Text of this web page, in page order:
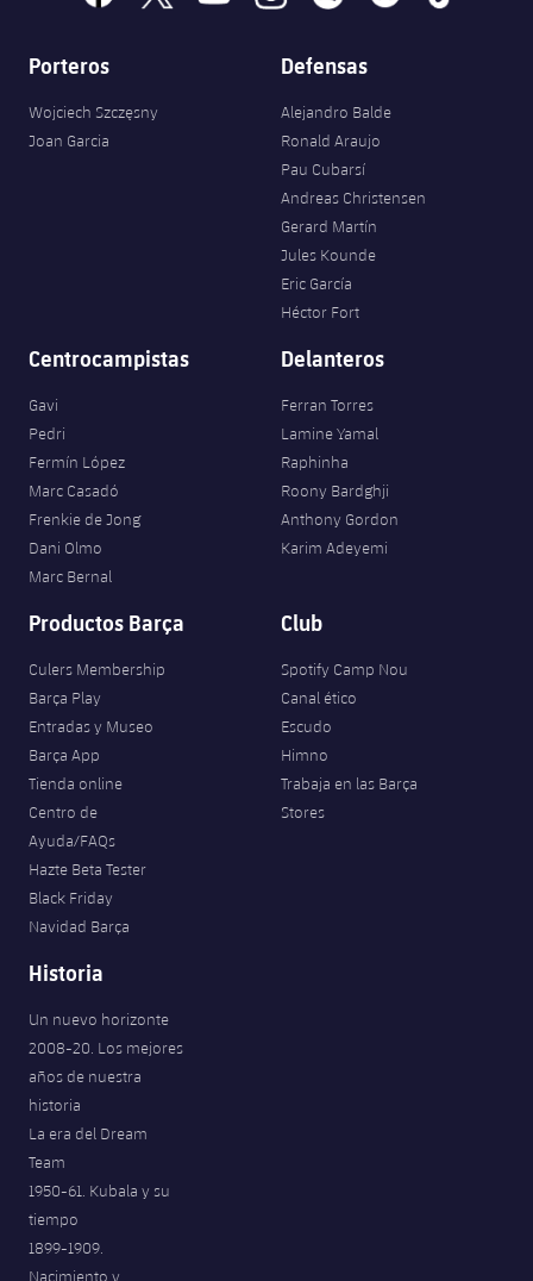
Porteros
Wojciech Szczęsny
Joan Garcia
Defensas
Alejandro Balde
Ronald Araujo
Pau Cubarsí
Andreas Christensen
Gerard Martín
Jules Kounde
Eric García
Héctor Fort
Centrocampistas
Gavi
Pedri
Fermín López
Marc Casadó
Frenkie de Jong
Dani Olmo
Marc Bernal
Delanteros
Ferran Torres
Lamine Yamal
Raphinha
Roony Bardghji
Anthony Gordon
Karim Adeyemi
Productos Barça
Culers Membership
Barça Play
Entradas y Museo
Barça App
Tienda online
Centro de
Ayuda/FAQs
Hazte Beta Tester
Black Friday
Navidad Barça
Club
Spotify Camp Nou
Canal ético
Escudo
Himno
Trabaja en las Barça
Stores
Historia
Un nuevo horizonte
2008-20. Los mejores
años de nuestra
historia
La era del Dream
Team
1950-61. Kubala y su
tiempo
1899-1909.
Nacimiento y